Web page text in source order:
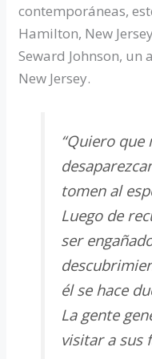
contemporáneas,
Hamilton, New
Seward Johnson,
New Jersey.
“Quiero que
tomen al
Luego de
ser
él se hace
La gente
visitar a sus